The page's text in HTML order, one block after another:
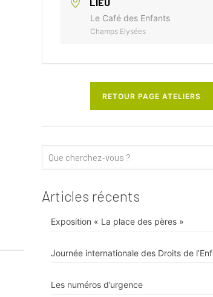
Le Café des Enfants
Champs Elysées
RETOUR PAGE ATELIERS
Articles récents
Exposition « La place des pères »
Journée internationale des Droits de
Les numéros d’urgence